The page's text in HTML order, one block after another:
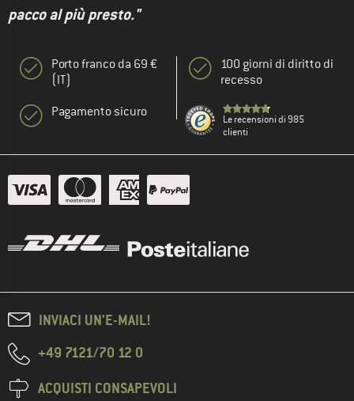
pacco al più presto."
Porto franco da 69 €
(IT)
Pagamento sicuro
100 giorni di diritto di
recesso
Le recensioni di 985
clienti
INVIACI UN'E-MAIL!
+49 7121/70 12 0
ACQUISTI CONSAPEVOLI